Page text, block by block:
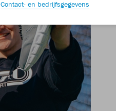
Contact- en bedrijfsgegevens